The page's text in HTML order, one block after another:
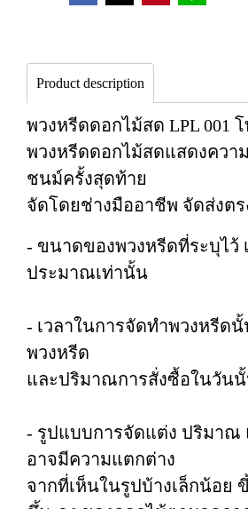
Product description
พวงหรีดดอกไม้สด LPL 001
พวงหรีดดอกไม้สดแสดงควา
ชนม์ครั้งสุดท้าย
จัดโดยช่างมืออาชีพ จัดส่งตร
- ขนาดของพวงหรีดที่ระบุไว้
ประมาณเท่านั้น
- เวลาในการจัดทำพวงหรีด
พวงหรีด
และปริมาณการสั่งซื้อในวัน
- รูปแบบการจัดแต่ง ปริมาณ
อาจมีความแตกต่าง
จากที่เห็นในรูปบ้างเล็กน้อย